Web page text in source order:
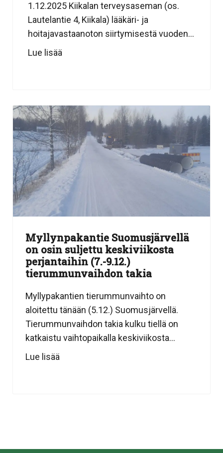
1.12.2025 Kiikalan terveysaseman (os.
Lautelantie 4, Kiikala) lääkäri- ja
hoitajavastaanoton siirtymisestä vuoden...
Lue lisää
Myllynpakantie Suomusjärvellä
on osin suljettu keskiviikosta
perjantaihin (7.-9.12.)
tierummunvaihdon takia
Myllypakantien tierummunvaihto on
aloitettu tänään (5.12.) Suomusjärvellä.
Tierummunvaihdon takia kulku tiellä on
katkaistu vaihtopaikalla keskiviikosta...
Lue lisää